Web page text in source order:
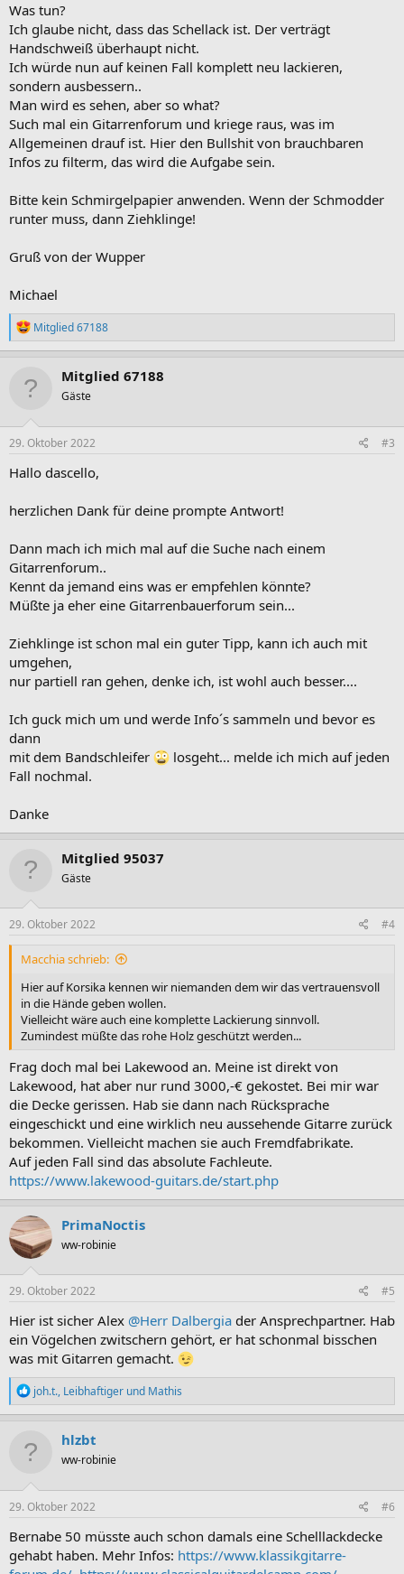
Was tun?
Ich glaube nicht, dass das Schellack ist. Der verträgt
Handschweiß überhaupt nicht.
Ich würde nun auf keinen Fall komplett neu lackieren,
sondern ausbessern..
Man wird es sehen, aber so what?
Such mal ein Gitarrenforum und kriege raus, was im
Allgemeinen drauf ist. Hier den Bullshit von brauchbaren
Infos zu filterm, das wird die Aufgabe sein.
Bitte kein Schmirgelpapier anwenden. Wenn der Schmodder
runter muss, dann Ziehklinge!
Gruß von der Wupper
Michael
R
e
a
t
n
e
:
Mitglied 67188
Mitglied 67188
Gäste
29. Oktober 2022 #3
Hallo dascello,
herzlichen Dank für deine prompte Antwort!
Dann mach ich mich mal auf die Suche nach einem
Gitarrenforum..
Kennt da jemand eins was er empfehlen könnte?
Müßte ja eher eine Gitarrenbauerforum sein...
Ziehklinge ist schon mal ein guter Tipp, kann ich auch mit
umgehen,
nur partiell ran gehen, denke ich, ist wohl auch besser....
Ich guck mich um und werde Info´s sammeln und bevor es
dann
mit dem Bandschleifer
losgeht... melde ich mich auf jeden
Fall nochmal.
Danke
Mitglied 95037
Gäste
29. Oktober 2022 #4
Macchia schrieb:
Hier auf Korsika kennen wir niemanden dem wir das vertrauensvoll
in die Hände geben wollen.
Vielleicht wäre auch eine komplette Lackierung sinnvoll.
Zumindest müßte das rohe Holz geschützt werden...
Frag doch mal bei Lakewood an. Meine ist direkt von
Lakewood, hat aber nur rund 3000,-€ gekostet. Bei mir war
die Decke gerissen. Hab sie dann nach Rücksprache
eingeschickt und eine wirklich neu aussehende Gitarre zurück
bekommen. Vielleicht machen sie auch Fremdfabrikate.
Auf jeden Fall sind das absolute Fachleute.
https://www.lakewood-guitars.de/start.php
PrimaNoctis
ww-robinie
29. Oktober 2022 #5
Hier ist sicher Alex @Herr Dalbergia der Ansprechpartner. Hab
ein Vögelchen zwitschern gehört, er hat schonmal bisschen
was mit Gitarren gemacht.
R
e
a
t
n
e
:
joh.t., Leibhaftiger und Mathis
hlzbt
ww-robinie
29. Oktober 2022 #6
Bernabe 50 müsste auch schon damals eine Schelllackdecke
gehabt haben. Mehr Infos: https://www.klassikgitarre-